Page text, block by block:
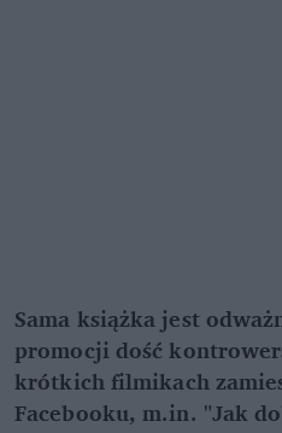
Sama książka jest
promocji dość
krótkich filmikach
Facebooku, m.in. "Jak